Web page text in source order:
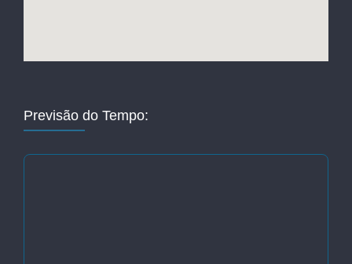
Previsão do Tempo: